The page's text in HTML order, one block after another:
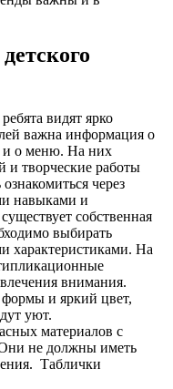
видят ярко
важна информация о
и о меню. На них
и творческие работы
через
навыками и
собственная
выбирать
характеристиками. На
внимания.
и яркий цвет,
уют.
материалов с
не должны иметь
Таблички